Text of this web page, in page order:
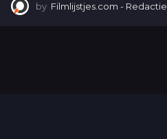
by Filmlijstjes.com - Redactie